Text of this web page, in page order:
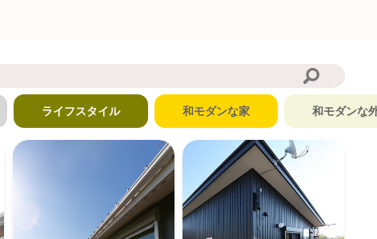
ライフスタイル 和モダンな家 和モダンな